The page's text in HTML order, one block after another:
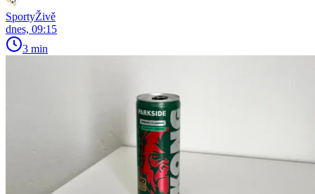
SportyŽivě
dnes, 09:15
3 min